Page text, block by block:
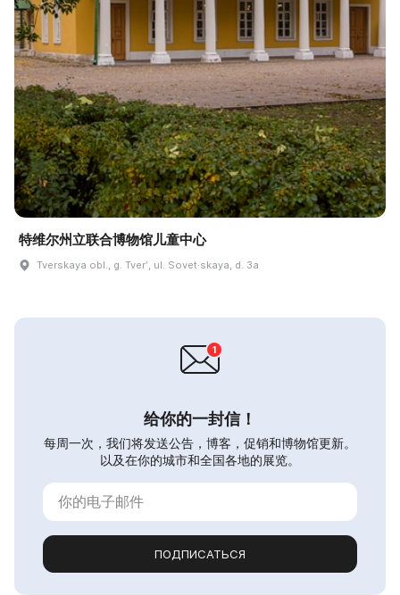
特维尔州立联合博物馆儿童中心
Tverskaya obl., g. Tverʹ, ul. Sovet·skaya, d. 3a
给你的一封信！
每周一次，我们将发送公告，博客，促销和博物馆更新。
以及在你的城市和全国各地的展览。
ПОДПИСАТЬСЯ